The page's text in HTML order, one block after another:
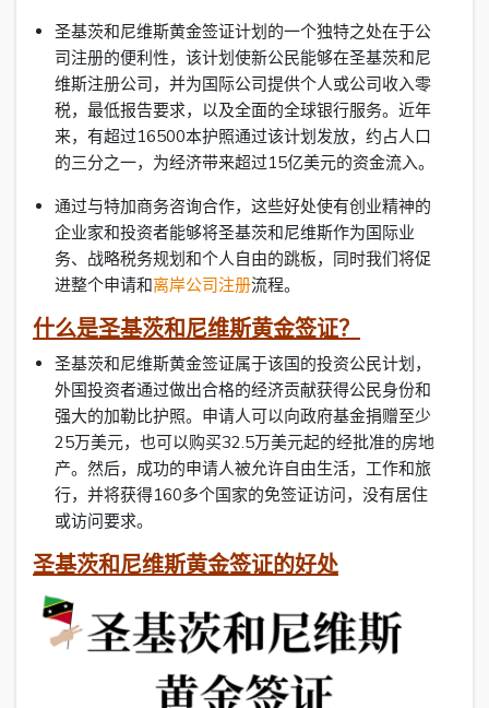
圣基茨和尼维斯黄金签证计划的一个独特之处在于公
司注册的便利性，该计划使新公民能够在圣基茨和尼
维斯注册公司，并为国际公司提供个人或公司收入零
税，最低报告要求，以及全面的全球银行服务。近年
来，有超过16500本护照通过该计划发放，约占人口
的三分之一，为经济带来超过15亿美元的资金流入。
通过与特加商务咨询合作，这些好处使有创业精神的
企业家和投资者能够将圣基茨和尼维斯作为国际业
务、战略税务规划和个人自由的跳板，同时我们将促
进整个申请和离岸公司注册流程。
什么是圣基茨和尼维斯黄金签证？
圣基茨和尼维斯黄金签证属于该国的投资公民计划，
外国投资者通过做出合格的经济贡献获得公民身份和
强大的加勒比护照。申请人可以向政府基金捐赠至少
25万美元，也可以购买32.5万美元起的经批准的房地
产。然后，成功的申请人被允许自由生活，工作和旅
行，并将获得160多个国家的免签证访问，没有居住
或访问要求。
圣基茨和尼维斯黄金签证的好处